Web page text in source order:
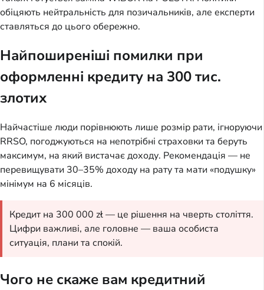
обіцяють нейтральність для позичальників, але експерти
ставляться до цього обережно.
Найпоширеніші помилки при
оформленні кредиту на 300 тис.
злотих
Найчастіше люди порівнюють лише розмір рати, ігноруючи
RRSO, погоджуються на непотрібні страховки та беруть
максимум, на який вистачає доходу. Рекомендація — не
перевищувати 30–35% доходу на рату та мати «подушку»
мінімум на 6 місяців.
Кредит на 300 000 zł — це рішення на чверть століття.
Цифри важливі, але головне — ваша особиста
ситуація, плани та спокій.
Чого не скаже вам кредитний